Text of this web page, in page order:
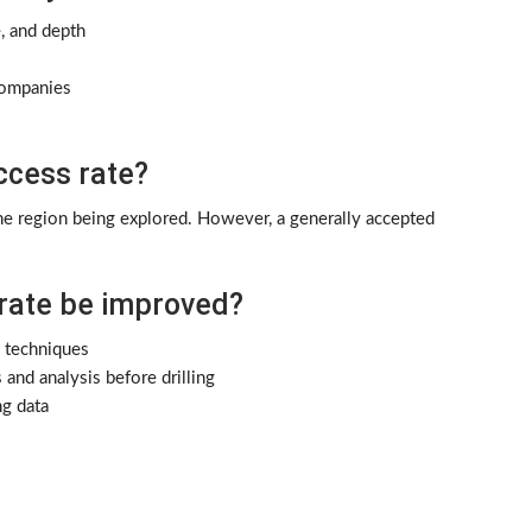
and depth
rate?
region being explored. However, a generally accepted
be improved?
analysis before drilling
data